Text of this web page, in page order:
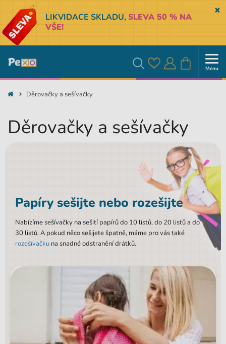
LIKVIDACE SKLADU,SLEVA 50 % NA
VŠE!
Vyhledávání
OblíbenéPřihlásit
Košík Menu
Děrovačky a sešívačky
Děrovačky a sešívačky
Papíry sešijte nebo rozešijte
Nabízíme sešívačky na sešití papírů do 10 listů, do 20 listů a do
30 listů. A pokud něco sešijete špatně, máme pro vás také
rozešívačku na snadné odstranění drátků.